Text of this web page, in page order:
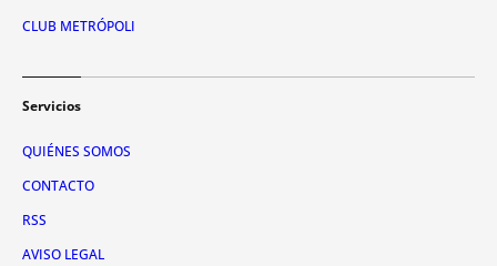
CLUB METRÓPOLI
Servicios
QUIÉNES SOMOS
CONTACTO
RSS
AVISO LEGAL